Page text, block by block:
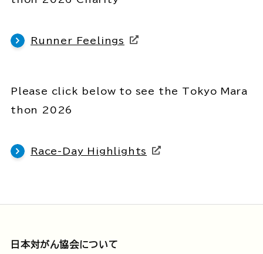
Runner Feelings
Please click below to see the Tokyo Mara
thon 2026
Race-Day Highlights
日本対がん協会について